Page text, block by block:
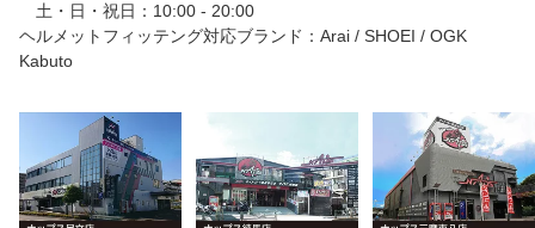
土・日・祝日：10:00 - 20:00
ヘルメットフィッテング対応ブランド：Arai / SHOEI / OGK
Kabuto